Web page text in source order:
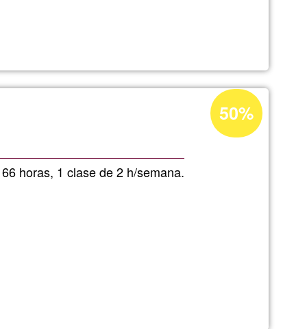
horas, 1 clase de 2 h/semana.
Percentagem
de50%